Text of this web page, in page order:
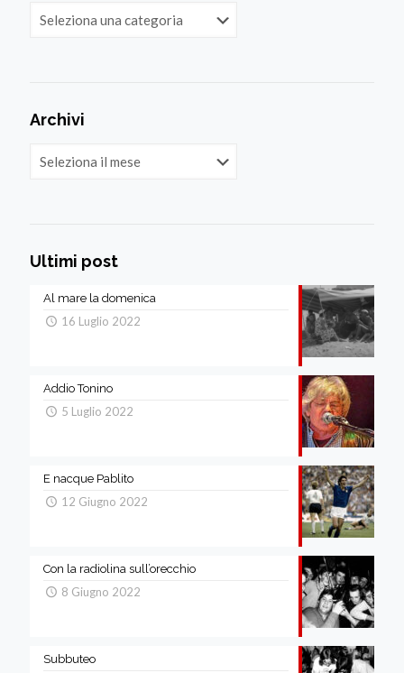
Archivi
Ultimi post
Al mare la domenica
16 Luglio 2022
Addio Tonino
5 Luglio 2022
E nacque Pablito
12 Giugno 2022
Con la radiolina sull’orecchio
8 Giugno 2022
Subbuteo